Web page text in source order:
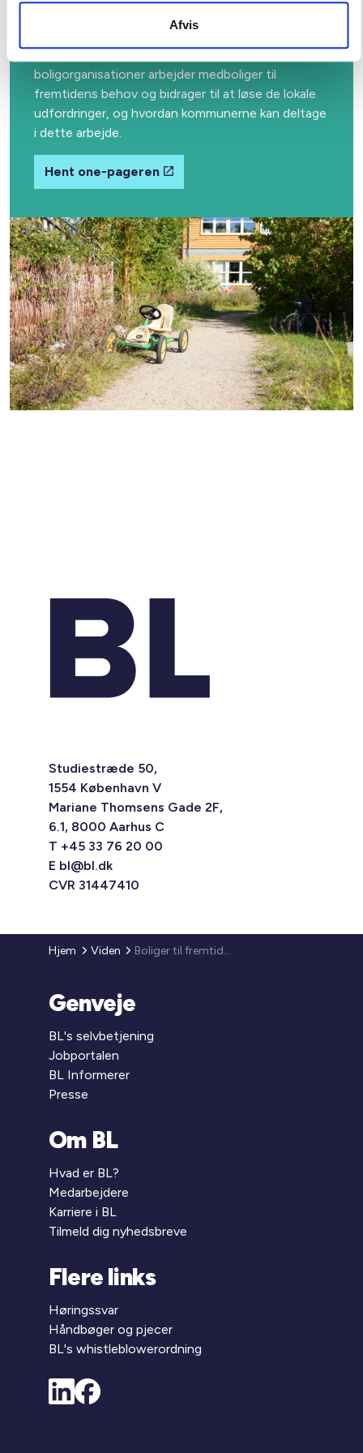
Afvis
pager, der beskriver, hvordan almene
boligorganisationer arbejder medboliger til
fremtidens behov og bidrager til at løse de lokale
udfordringer, og hvordan kommunerne kan deltage
i dette arbejde.
Hent one-pageren
Studiestræde 50,
1554 København V
Mariane Thomsens Gade 2F,
6.1, 8000 Aarhus C
T +45 33 76 20 00
E bl@bl.dk
CVR 31447410
Hjem Viden Boliger til fremtidens behov
Genveje
BL's selvbetjening
Jobportalen
BL Informerer
Presse
Om BL
Hvad er BL?
Medarbejdere
Karriere i BL
Tilmeld dig nyhedsbreve
Flere links
Høringssvar
Håndbøger og pjecer
BL's whistleblowerordning